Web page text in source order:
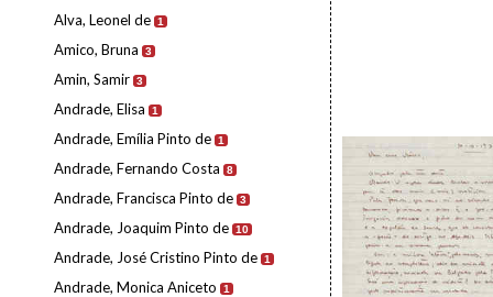
Alva, Leonel de 1
Amico, Bruna 3
Amin, Samir 3
Andrade, Elisa 1
Andrade, Emília Pinto de 1
Andrade, Fernando Costa 8
Andrade, Francisca Pinto de 3
Andrade, Joaquim Pinto de 10
Andrade, José Cristino Pinto de 1
Andrade, Monica Aniceto 1